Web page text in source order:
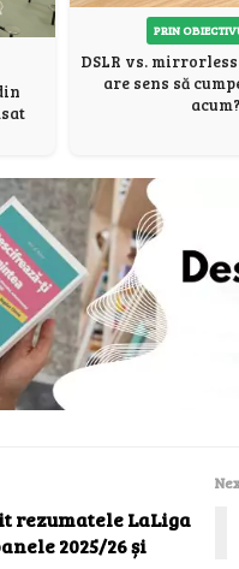
PRIN
DSLR vs.
are sens să
acum?
rezumatele LaLiga
2025/26 și